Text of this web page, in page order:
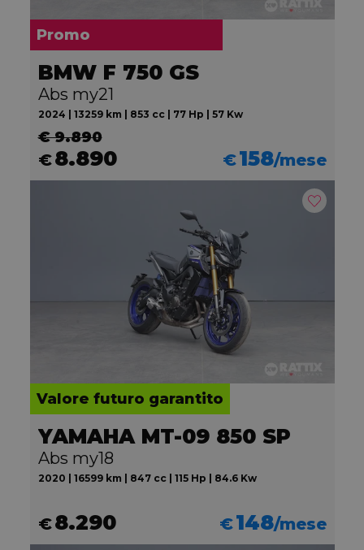
Promo
BMW F 750 GS
Abs my21
2024 | 13259 km | 853 cc | 77 Hp | 57 Kw
€ 9.890
€8.890 €158/mese
Valore futuro garantito
YAMAHA MT-09 850 SP
Abs my18
2020 | 16599 km | 847 cc | 115 Hp | 84.6 Kw
€8.290 €148/mese